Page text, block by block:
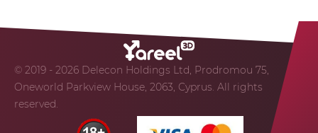
© 2019 - 2026 Delecon Holdings Ltd, Prodromou 75,
Oneworld Parkview House, 2063, Cyprus. All rights
reserved.